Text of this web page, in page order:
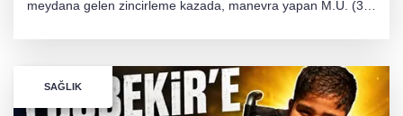
meydana gelen zincirleme kazada, manevra yapan M.Ü. (35)
SAĞLIK